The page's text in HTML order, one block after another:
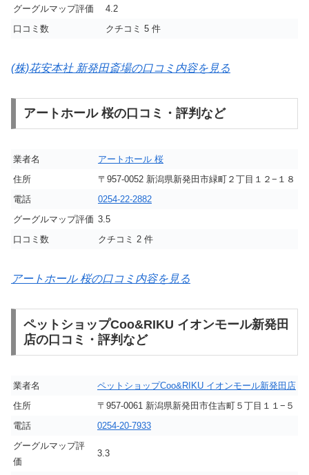
グーグルマップ評価
4.2
口コミ数
クチコミ 5 件
(株)花安本社 新発田斎場の口コミ内容を見る
アートホール 桜の口コミ・評判など
業者名
アートホール 桜
住所
〒957-0052 新潟県新発田市緑町２丁目１２−１８
電話
0254-22-2882
グーグルマップ評価 3.5
口コミ数
クチコミ 2 件
アートホール 桜の口コミ内容を見る
ペットショップCoo&RIKU イオンモール新発田
店の口コミ・評判など
業者名
ペットショップCoo&RIKU イオンモール新発田店
住所
〒957-0061 新潟県新発田市住吉町５丁目１１−５
電話
0254-20-7933
グーグルマップ評
価
3.3